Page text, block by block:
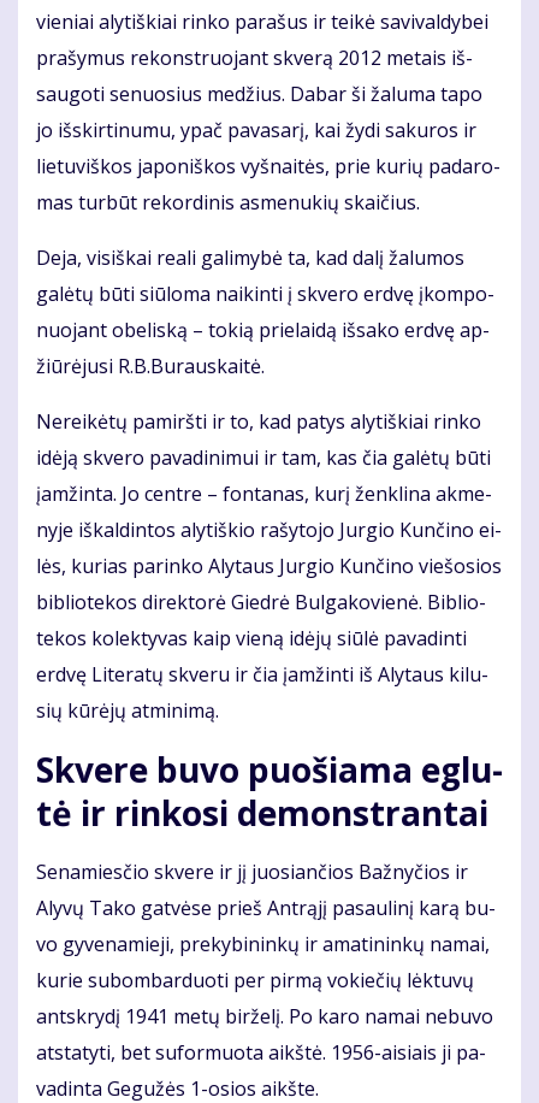
vie­niai aly­tiš­kiai rin­ko pa­ra­šus ir tei­kė sa­vi­val­dy­bei
pra­šy­mus re­konst­ruo­jant skve­rą 2012 me­tais iš­
sau­go­ti se­nuo­sius me­džius. Da­bar ši ža­lu­ma ta­po
jo iš­skir­ti­nu­mu, ypač pa­va­sa­rį, kai žy­di sa­ku­ros ir
lie­tu­viš­kos ja­po­niš­kos vyš­nai­tės, prie ku­rių pa­da­ro­
mas tur­būt re­kor­di­nis as­me­nu­kių skai­čius.
De­ja, vi­siš­kai re­a­li ga­li­my­bė ta, kad da­lį ža­lu­mos
galėtų būti siū­lo­ma nai­kin­ti į skve­ro erd­vę įkom­po­
nuo­jant obe­lis­ką – to­kią prie­lai­dą iš­sa­ko erd­vę ap­
žiū­rė­ju­si R.B.Bu­raus­kai­tė.
Ne­rei­kė­tų pa­mirš­ti ir to, kad pa­tys aly­tiš­kiai rin­ko
idė­ją skve­ro pa­va­di­ni­mui ir tam, kas čia ga­lė­tų bū­ti
įam­žin­ta. Jo cen­tre – fon­ta­nas, ku­rį žen­kli­na ak­me­
ny­je iš­kal­din­tos aly­tiš­kio ra­šy­to­jo Jur­gio Kun­či­no ei­
lės, ku­rias pa­rin­ko Aly­taus Jur­gio Kun­či­no vie­šo­sios
bib­lio­te­kos di­rek­to­rė Gied­rė Bul­ga­ko­vie­nė. Bib­lio­
te­kos ko­lek­ty­vas kaip vie­ną idė­jų siū­lė pa­va­din­ti
erd­vę Li­te­ra­tų skve­ru ir čia įam­žin­ti iš Aly­taus ki­lu­
sių kū­rė­jų at­mi­ni­mą.
Skve­re bu­vo puo­šia­ma eg­lu­
tė ir rin­ko­si de­monst­ran­tai
Se­na­mies­čio skve­re ir jį juo­sian­čios Baž­ny­čios ir
Aly­vų Ta­ko gat­vė­se prieš Ant­rą­jį pa­sau­li­nį ka­rą bu­
vo gy­ve­na­mie­ji, pre­ky­bi­nin­kų ir ama­ti­nin­kų na­mai,
ku­rie su­bom­bar­duo­ti per pir­mą vo­kie­čių lėk­tu­vų
ant­skry­dį 1941 me­tų bir­že­lį. Po ka­ro na­mai ne­bu­vo
at­sta­ty­ti, bet su­for­muo­ta aikš­tė. 1956-ai­siais ji pa­
va­din­ta Ge­gu­žės 1-osios aikš­te.